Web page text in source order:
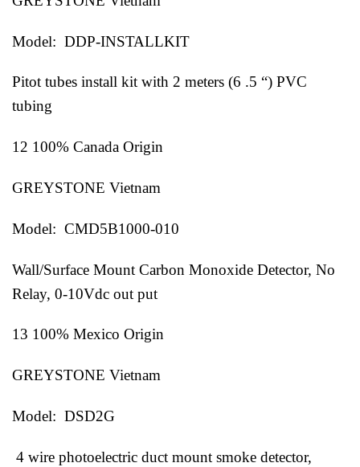
Model: DDP-INSTALLKIT
Pitot tubes install kit with 2 meters (6 .5 “) PVC
tubing
12 100% Canada Origin
GREYSTONE Vietnam
Model: CMD5B1000-010
Wall/Surface Mount Carbon Monoxide Detector, No
Relay, 0-10Vdc out put
13 100% Mexico Origin
GREYSTONE Vietnam
Model: DSD2G
4 wire photoelectric duct mount smoke detector,